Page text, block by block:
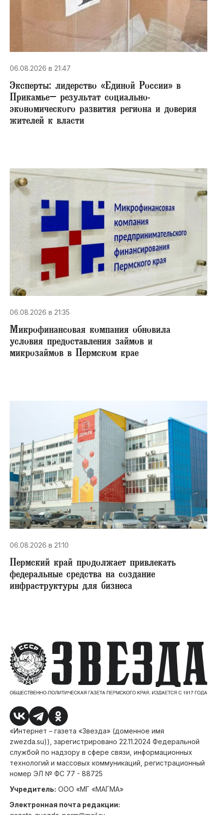
06.08.2026 в 21:47
Эксперты: лидерство «Единой России» в
Прикамье– результат социально-
экономического развития региона и доверия
жителей к власти
06.08.2026 в 21:35
Микрофинансовая компания обновила
условия предоставления займов и
микрозаймов в Пермском крае
06.08.2026 в 21:10
Пермский край продолжает привлекать
федеральные средства на создание
инфраструктуры для бизнеса
«Интернет – газета «Звезда» (доменное имя
zwezda.su)), зарегистрировано 22.11.2024 Федеральной
службой по надзору в сфере связи, информационных
технологий и массовых коммуникаций, регистрационный
номер ЭЛ № ФС 77 - 88725
Учредитель: ООО «МГ «МАГМА»
Электронная почта редакции: